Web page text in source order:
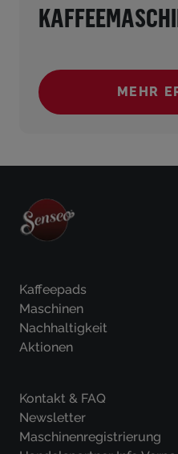
MEHR
Kaffeepads
Maschinen
Nachhaltigkeit
Aktionen
Kontakt & FAQ
Newsletter
Maschinenregistrierung